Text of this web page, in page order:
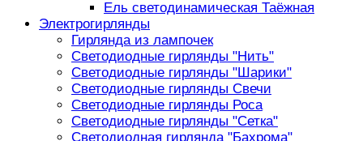
Ель светодинамическая Таёжная
Электрогирлянды
Гирлянда из лампочек
Светодиодные гирлянды "Нить"
Светодиодные гирлянды "Шарики"
Светодиодные гирлянды Свечи
Светодиодные гирлянды Роса
Светодиодные гирлянды "Сетка"
Светодиодная гирлянда "Бахрома"